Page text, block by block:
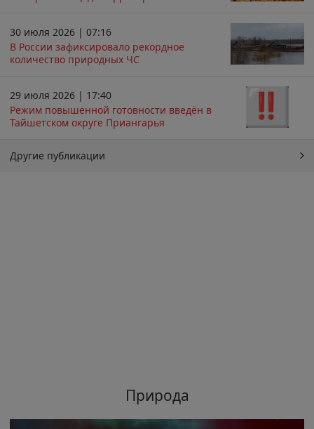
30 июля 2026 | 07:16
В России зафиксировало рекордное
количество природных ЧС
29 июля 2026 | 17:40
Режим повышенной готовности введён в
Тайшетском округе Приангарья
Другие публикации
Природа